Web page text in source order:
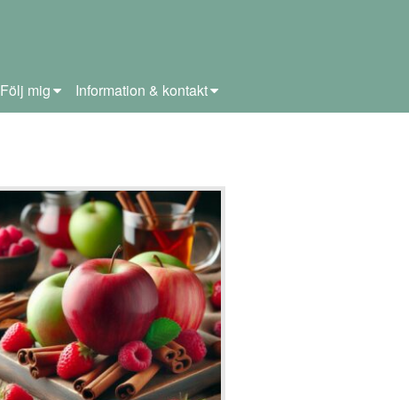
Följ mig Information & kontakt